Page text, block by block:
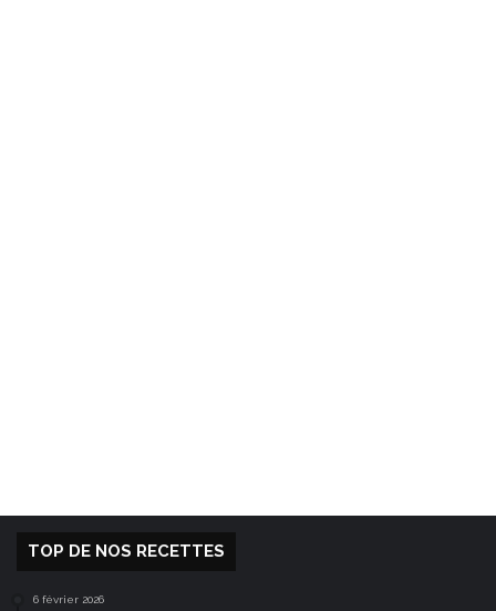
TOP DE NOS RECETTES
6 février 2026